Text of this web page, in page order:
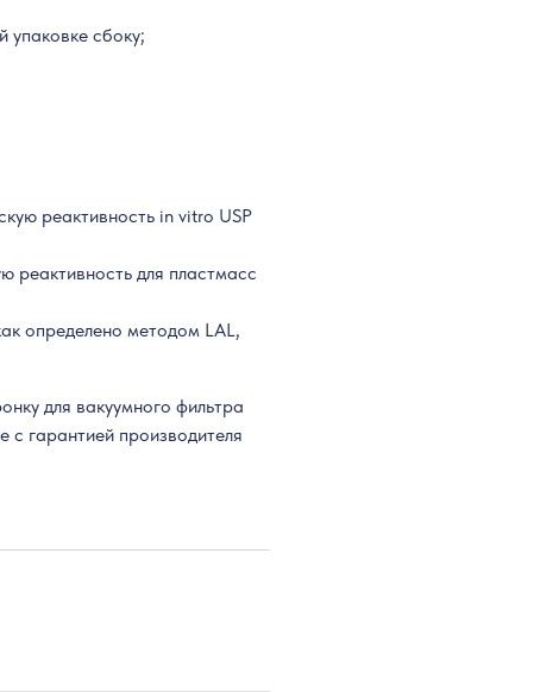
упаковке сбоку;
реактивность in vitro USP
реактивность для пластмасс
определено методом LAL,
для вакуумного фильтра
гарантией производителя